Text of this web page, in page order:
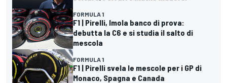
FORMULA 1
F1 | Pirelli, Imola banco di prova:
debutta la C6 e si studia il salto di
mescola
FORMULA 1
F1 | Pirelli svela le mescole per i GP di
Monaco, Spagna e Canada